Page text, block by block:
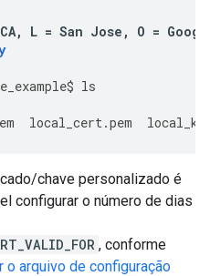
CA, L = San Jose , O =
$ ls
local_cert.pem
chave personalizado é
configurar o número de dias
, conforme
o arquivo de configuração